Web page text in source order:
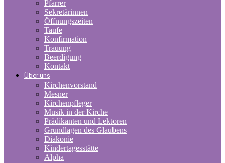
Pfarrer
Sekretärinnen
Öffnungszeiten
Taufe
Konfirmation
Trauung
Beerdigung
Kontakt
Über uns
Kirchenvorstand
Mesner
Kirchenpfleger
Musik in der Kirche
Prädikanten und Lektoren
Grundlagen des Glaubens
Diakonie
Kindertagesstätte
Alpha